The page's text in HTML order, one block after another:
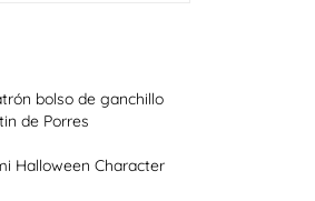
bolso de ganchillo
de Porres
Halloween Character